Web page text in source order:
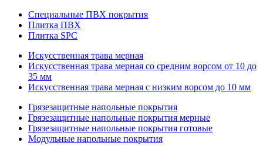
Специальные ПВХ покрытия
Плитка ПВХ
Плитка SPC
Искуccтвенная трава мерная
Искусственная трава мерная со средним ворсом от 10 до
35 мм
Искусственная трава мерная с низким ворсом до 10 мм
Грязезащитные напольные покрытия
Грязезащитные напольные покрытия мерные
Грязезащитные напольные покрытия готовые
Модульные напольные покрытия